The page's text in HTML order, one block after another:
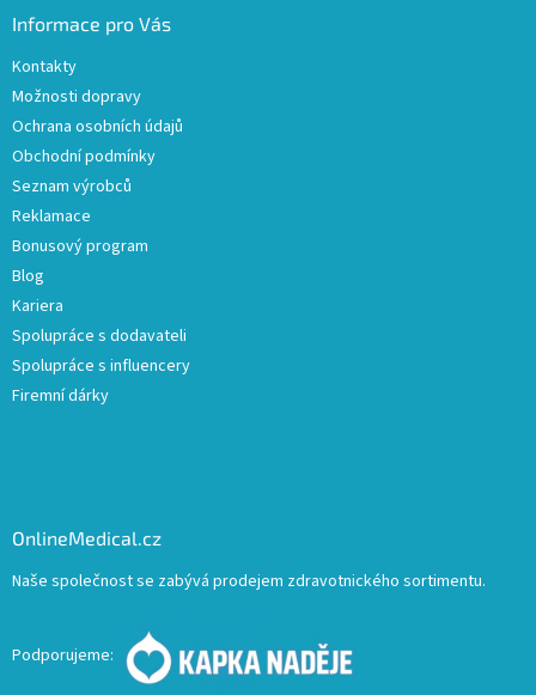
Informace pro Vás
Kontakty
Možnosti dopravy
Ochrana osobních údajů
Obchodní podmínky
Seznam výrobců
Reklamace
Bonusový program
Blog
Kariera
Spolupráce s dodavateli
Spolupráce s influencery
Firemní dárky
OnlineMedical.cz
Naše společnost se zabývá prodejem zdravotnického sortimentu.
Podporujeme: